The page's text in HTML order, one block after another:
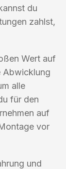
du
zahlst,
Wert auf
Abwicklung
alle
für den
auf
vor
und